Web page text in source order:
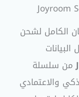
Joyroom
الكامل لشحن
من سلسلة
والاعتمادي